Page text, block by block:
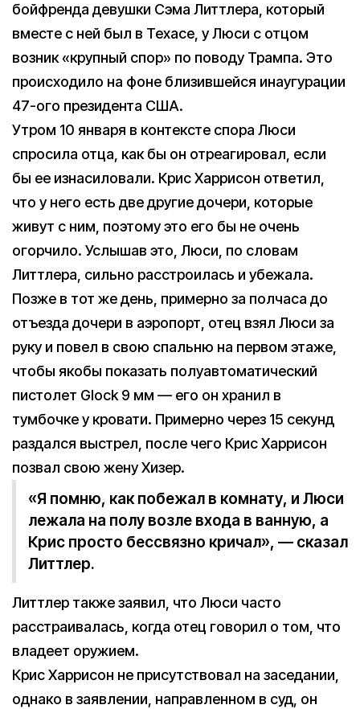
бойфренда девушки Сэма Литтлера, который
вместе с ней был в Техасе, у Люси с отцом
возник «крупный спор» по поводу Трампа. Это
происходило на фоне близившейся инаугурации
47-ого президента США.
Утром 10 января в контексте спора Люси
спросила отца, как бы он отреагировал, если
бы ее изнасиловали. Крис Харрисон ответил,
что у него есть две другие дочери, которые
живут с ним, поэтому это его бы не очень
огорчило. Услышав это, Люси, по словам
Литтлера, сильно расстроилась и убежала.
Позже в тот же день, примерно за полчаса до
отъезда дочери в аэропорт, отец взял Люси за
руку и повел в свою спальню на первом этаже,
чтобы якобы показать полуавтоматический
пистолет Glock 9 мм — его он хранил в
тумбочке у кровати. Примерно через 15 секунд
раздался выстрел, после чего Крис Харрисон
позвал свою жену Хизер.
«Я помню, как побежал в комнату, и Люси
лежала на полу возле входа в ванную, а
Крис просто бессвязно кричал», — сказал
Литтлер.
Литтлер также заявил, что Люси часто
расстраивалась, когда отец говорил о том, что
владеет оружием.
Крис Харрисон не присутствовал на заседании,
однако в заявлении, направленном в суд, он